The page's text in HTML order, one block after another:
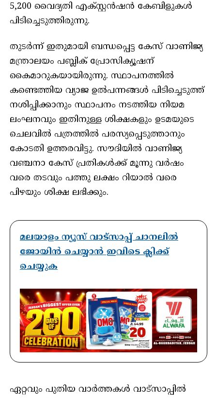
5,200 വൈദ്യതി എക്സ്റ്റന്‍ഷന്‍ കേബിളുകള്‍
പിടിച്ചെടുത്തിരുന്നു.
തുടര്‍ന്ന് ഇതുമായി ബന്ധപ്പെട്ട കേസ് വാണിജ്യ
മന്ത്രാലയം പബ്ലിക് പ്രോസിക്യൂഷന്
കൈമാറുകയായിരുന്നു. സ്ഥാപനത്തില്‍
കണ്ടെത്തിയ വ്യാജ ഉല്‍പന്നങ്ങള്‍ പിടിച്ചെടുത്ത്
നശിപ്പിക്കാനും സ്ഥാപനം നടത്തിയ നിയമ
ലംഘനവും ഇതിനുള്ള ശിക്ഷകളും ഉടമയുടെ
ചെലവില്‍ പത്രത്തില്‍ പരസ്യപ്പെടുത്താനും
കോടതി ഉത്തരവിട്ടു. സൗദിയില്‍ വാണിജ്യ
വഞ്ചനാ കേസ് പ്രതികള്‍ക്ക് മൂന്നു വര്‍ഷം
വരെ തടവും പത്തു ലക്ഷം റിയാല്‍ വരെ
പിഴയും ശിക്ഷ ലഭിക്കും.
മലയാളം ന്യൂസ് വാട്സാപ്പ് ചാനലിൽ
ജോയിൻ ചെയ്യാൻ ഇവിടെ ക്ലിക്ക്
ചെയ്യുക
ഏറ്റവും പുതിയ വാർത്തകൾ വാട്സാപ്പിൽ